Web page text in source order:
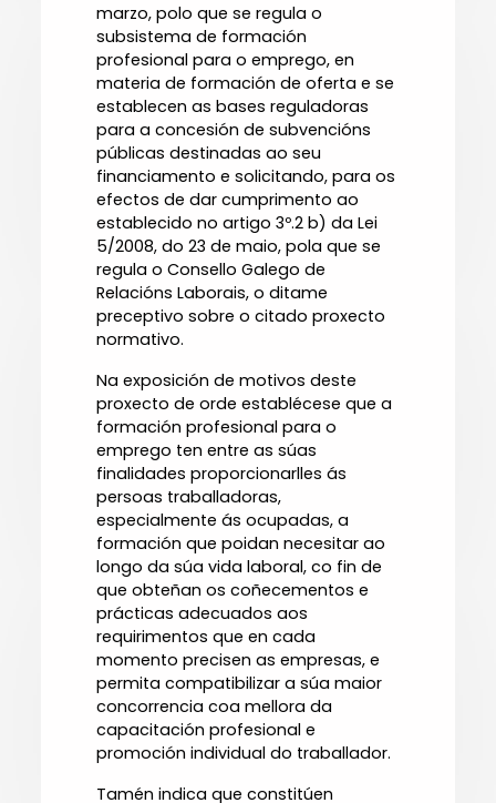
marzo, polo que se regula o
subsistema de formación
profesional para o emprego, en
materia de formación de oferta e se
establecen as bases reguladoras
para a concesión de subvencións
públicas destinadas ao seu
financiamento e solicitando, para os
efectos de dar cumprimento ao
establecido no artigo 3º.2 b) da Lei
5/2008, do 23 de maio, pola que se
regula o Consello Galego de
Relacións Laborais, o ditame
preceptivo sobre o citado proxecto
normativo.
Na exposición de motivos deste
proxecto de orde establécese que a
formación profesional para o
emprego ten entre as súas
finalidades proporcionarlles ás
persoas traballadoras,
especialmente ás ocupadas, a
formación que poidan necesitar ao
longo da súa vida laboral, co fin de
que obteñan os coñecementos e
prácticas adecuados aos
requirimentos que en cada
momento precisen as empresas, e
permita compatibilizar a súa maior
concorrencia coa mellora da
capacitación profesional e
promoción individual do traballador.
Tamén indica que constitúen